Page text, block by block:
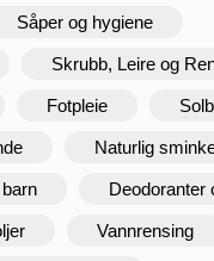
Såper og hygiene
Skrubb, Leire og
Fotpleie
Naturlig
Deodoranter
Vannrensing